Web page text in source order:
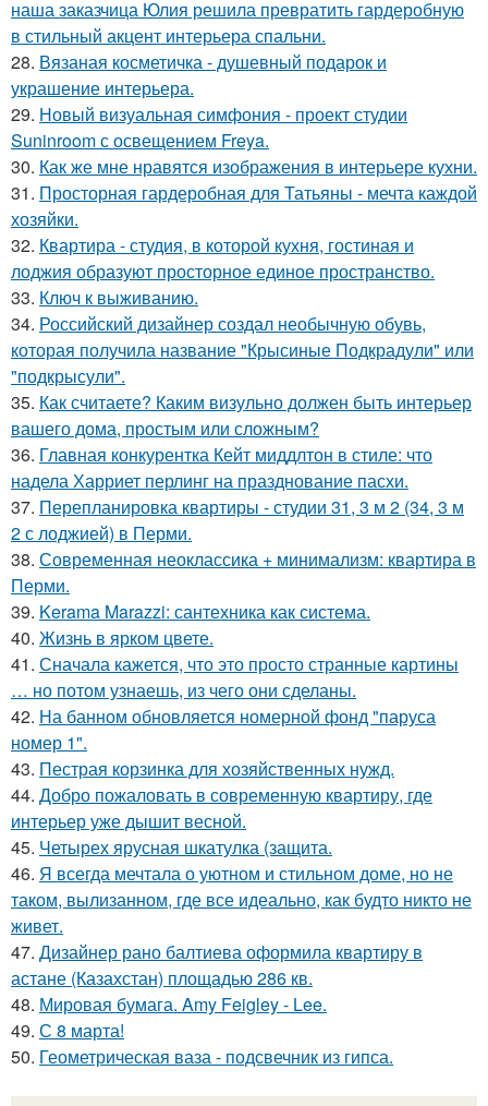
наша заказчица Юлия решила превратить гардеробную
в стильный акцент интерьера спальни.
28. Вязаная косметичка - душевный подарок и
украшение интерьера.
29. Новый визуальная симфония - проект студии
Suninroom с освещением Freya.
30. Как же мне нравятся изображения в интерьере кухни.
31. Просторная гардеробная для Татьяны - мечта каждой
хозяйки.
32. Квартира - студия, в которой кухня, гостиная и
лоджия образуют просторное единое пространство.
33. Ключ к выживанию.
34. Российский дизайнер создал необычную обувь,
которая получила название "Крысиные Подкрадули" или
"подкрысули".
35. Как считаете? Каким визульно должен быть интерьер
вашего дома, простым или сложным?
36. Главная конкурентка Кейт миддлтон в стиле: что
надела Харриет перлинг на празднование пасхи.
37. Перепланировка квартиры - студии 31, 3 м 2 (34, 3 м
2 с лоджией) в Перми.
38. Современная неоклассика + минимализм: квартира в
Перми.
39. Kerama Marazzi: сантехника как система.
40. Жизнь в ярком цвете.
41. Сначала кажется, что это просто странные картины
… но потом узнаешь, из чего они сделаны.
42. На банном обновляется номерной фонд "паруса
номер 1".
43. Пестрая корзинка для хозяйственных нужд.
44. Добро пожаловать в современную квартиру, где
интерьер уже дышит весной.
45. Четырех ярусная шкатулка (защита.
46. Я всегда мечтала о уютном и стильном доме, но не
таком, вылизанном, где все идеально, как будто никто не
живет.
47. Дизайнер рано балтиева оформила квартиру в
астане (Казахстан) площадью 286 кв.
48. Мировая бумага. Amy Feigley - Lee.
49. С 8 марта!
50. Геометрическая ваза - подсвечник из гипса.